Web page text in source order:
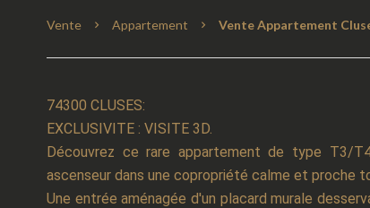
Vente Appartement Vente Appartement
74300 CLUSES:
EXCLUSIVITE : VISITE 3D.
Découvrez ce rare appartement de type T3/
ascenseur dans une copropriété calme et proche
Une entrée aménagée d'un placard murale